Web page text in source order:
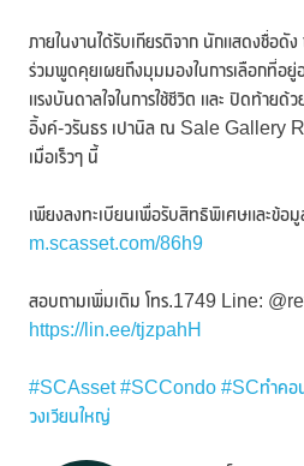
ภายในงานได้รับเกียรติจาก นักแสดงชื่อดั
ร่วมพูดคุยเผยถึงมุมมองในการเลือกที่อยู่
แรงบันดาลใจในการใช้ชีวิต และ ปิดท้าย
อิ้งค์-วรันธร เปานิล ณ Sale Gallery
เมื่อเร็วๆ นี้
เพียงลงทะเบียนเพื่อรับสิทธิพิเศษและข้อ
m.scasset.com/86h9
สอบถามเพิ่มเติม โทร.1749 Line:
https://lin.ee/tjzpahH
#SCAsset #SCCondo #SCทำคอ
วงเวียนใหญ่